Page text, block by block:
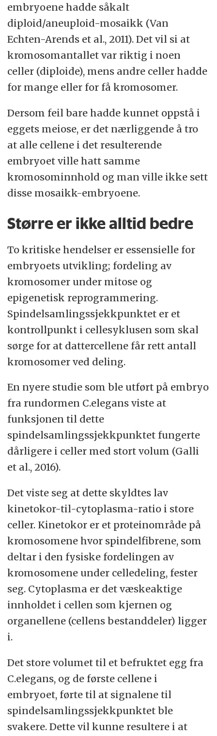
embryoene hadde såkalt
diploid/aneuploid-mosaikk (Van
Echten-Arends et al., 2011). Det vil si at
kromosomantallet var riktig i noen
celler (diploide), mens andre celler hadde
for mange eller for få kromosomer.
Dersom feil bare hadde kunnet oppstå i
eggets meiose, er det nærliggende å tro
at alle cellene i det resulterende
embryoet ville hatt samme
kromosominnhold og man ville ikke sett
disse mosaikk-embryoene.
Større er ikke alltid bedre
To kritiske hendelser er essensielle for
embryoets utvikling; fordeling av
kromosomer under mitose og
epigenetisk reprogrammering.
Spindelsamlingssjekkpunktet er et
kontrollpunkt i cellesyklusen som skal
sørge for at dattercellene får rett antall
kromosomer ved deling.
En nyere studie som ble utført på embryo
fra rundormen C.elegans viste at
funksjonen til dette
spindelsamlingssjekkpunktet fungerte
dårligere i celler med stort volum (Galli
et al., 2016).
Det viste seg at dette skyldtes lav
kinetokor-til-cytoplasma-ratio i store
celler. Kinetokor er et proteinområde på
kromosomene hvor spindelfibrene, som
deltar i den fysiske fordelingen av
kromosomene under celledeling, fester
seg. Cytoplasma er det væskeaktige
innholdet i cellen som kjernen og
organellene (cellens bestanddeler) ligger
i.
Det store volumet til et befruktet egg fra
C.elegans, og de første cellene i
embryoet, førte til at signalene til
spindelsamlingssjekkpunktet ble
svakere. Dette vil kunne resultere i at